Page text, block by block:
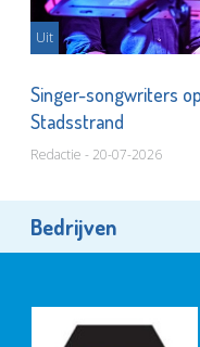
Uit
Singer-songwriters
Stadsstrand
Redactie - 20-07-2026
Bedrijven